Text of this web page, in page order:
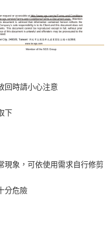
回時請小心注意
下
現象，可依使用需求自行修剪
分危險